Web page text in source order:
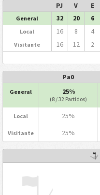
PJ V E
General 32 20 6
Local 16 8 4
Visitante 16 12 2
Pa0
General 25%
(8 / 32 Partidos)
Local 25%
Visitante 25%